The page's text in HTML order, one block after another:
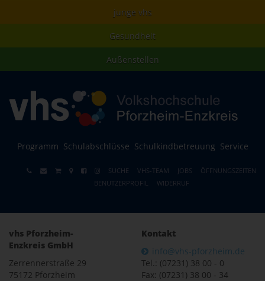
junge vhs
Gesundheit
Außenstellen
Programm Schulabschlüsse Schulkindbetreuung Service
SUCHE VHS-TEAM JOBS
ÖFFNUNGSZEITEN
BENUTZERPROFIL
WIDERRUF
vhs Pforzheim-
Enzkreis GmbH
Zerrennerstraße 29
75172 Pforzheim
Kontakt
info@vhs-pforzheim.de
Tel.: (07231) 38 00 - 0
Fax: (07231) 38 00 - 34